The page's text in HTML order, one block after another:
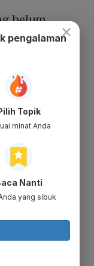
belum
untuk
Chief
lalu.
uang
oleh
×
pengalaman
Topik
minat Anda
Nanti
yang sibuk